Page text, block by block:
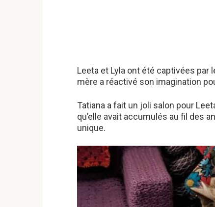
Leeta et Lyla ont été captivées par
mère a réactivé son imagination
Tatiana a fait un joli salon pour
qu’elle avait accumulés au fil des
unique.